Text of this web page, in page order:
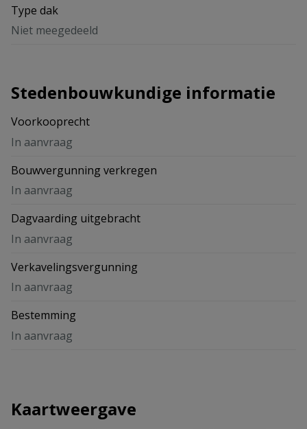
Type dak
Niet meegedeeld
Stedenbouwkundige informatie
Voorkooprecht
In aanvraag
Bouwvergunning verkregen
In aanvraag
Dagvaarding uitgebracht
In aanvraag
Verkavelingsvergunning
In aanvraag
Bestemming
In aanvraag
Kaartweergave